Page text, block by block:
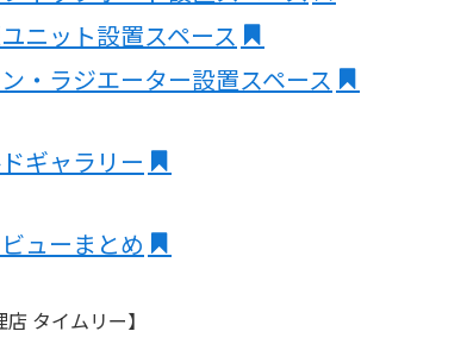
ニット設置スペース
・ラジエーター設置スペース
ギャラリー
ューまとめ
タイムリー】